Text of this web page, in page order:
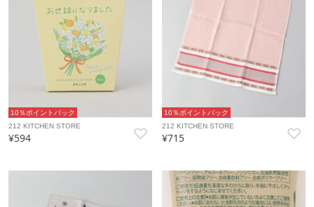
10％ポイントバック
212 KITCHEN STORE
¥594
10％ポイントバック
212 KITCHEN STORE
¥715